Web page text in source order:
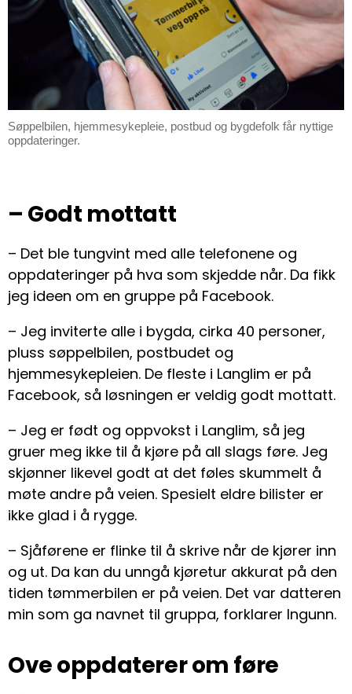
Søppelbilen, hjemmesykepleie, postbud og bygdefolk får nyttige
oppdateringer.
– Godt mottatt
– Det ble tungvint med alle telefonene og
oppdateringer på hva som skjedde når. Da fikk
jeg ideen om en gruppe på Facebook.
– Jeg inviterte alle i bygda, cirka 40 personer,
pluss søppelbilen, postbudet og
hjemmesykepleien. De fleste i Langlim er på
Facebook, så løsningen er veldig godt mottatt.
– Jeg er født og oppvokst i Langlim, så jeg
gruer meg ikke til å kjøre på all slags føre. Jeg
skjønner likevel godt at det føles skummelt å
møte andre på veien. Spesielt eldre bilister er
ikke glad i å rygge.
– Sjåførene er flinke til å skrive når de kjører inn
og ut. Da kan du unngå kjøretur akkurat på den
tiden tømmerbilen er på veien. Det var datteren
min som ga navnet til gruppa, forklarer Ingunn.
Ove oppdaterer om føre